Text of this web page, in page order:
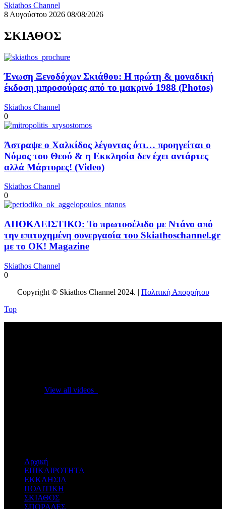
Skiathos Channel
8 Αυγούστου 2026 08/08/2026
ΣΚΙΑΘΟΣ
Ένωση Ξενοδόχων Σκιάθου: Η πρώτη & μοναδική
έκδοση μπροσούρας από το μακρινό 1988 (Photos)
Skiathos Channel
0
Άστραψε ο Χαλκίδος λέγοντας ότι… προηγείται ο
Νόμος του Θεού & η Εκκλησία δεν έχει αντάρτες
αλλά Μάρτυρες! (Video)
Skiathos Channel
0
ΑΠΟΚΛΕΙΣΤΙΚΟ: Το πρωτοσέλιδο με Ντάνο από
την επιτυχημένη συνεργασία του Skiathoschannel.gr
με το OK! Magazine
Skiathos Channel
0
Copyright © Skiathos Channel 2024. | Πολιτική Απορρήτου
Top
View all videos
Αρχική
ΕΠΙΚΑΙΡΟΤΗΤΑ
ΕΚΚΛΗΣΙΑ
ΠΟΛΙΤΙΚΗ
ΣΚΙΑΘΟΣ
ΣΠΟΡΑΔΕΣ